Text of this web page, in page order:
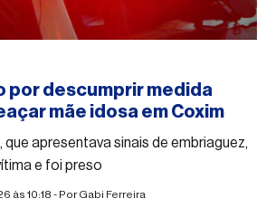
por descumprir medida
mãe idosa em Coxim
apresentava sinais de embriaguez,
e foi preso
às 10:18 - PorGabi Ferreira